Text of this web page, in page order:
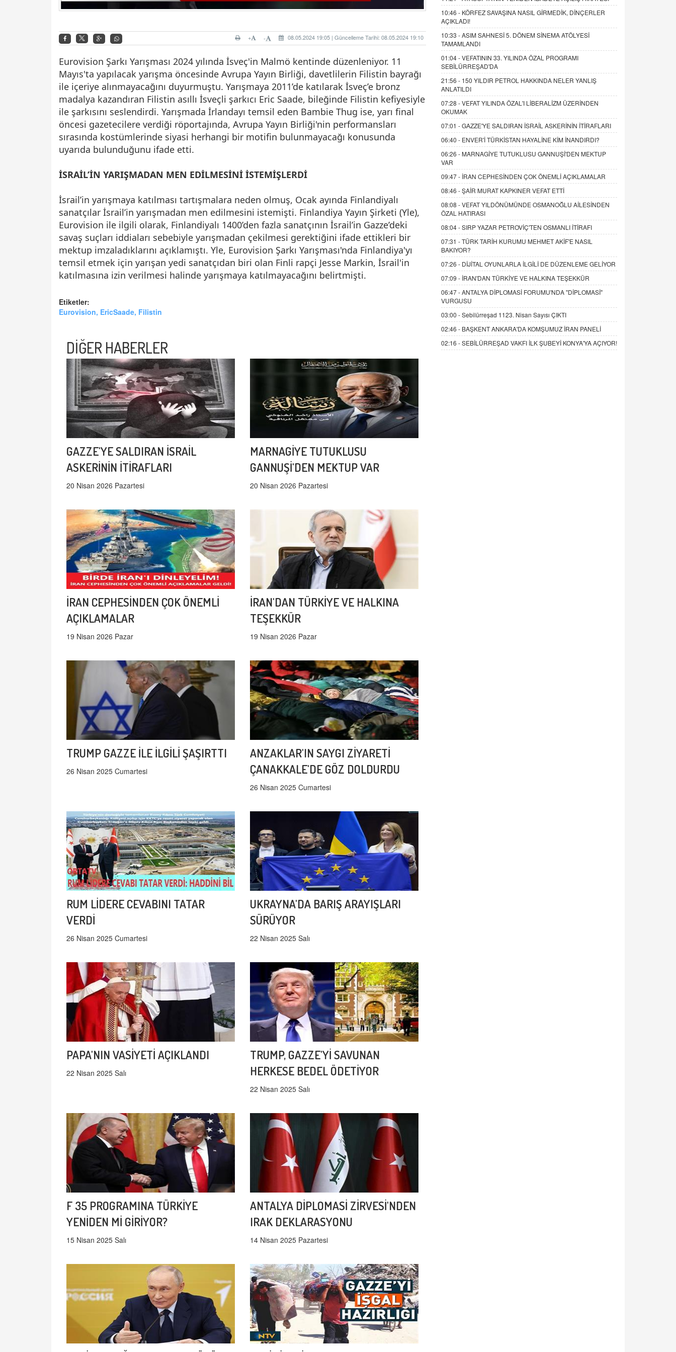
08.05.2024 19:05 | Güncelleme Tarihi: 08.05.2024 19:10
-
+
Eurovision Şarkı Yarışması 2024 yılında İsveç'in Malmö kentinde düzenleniyor. 11
Mayıs'ta yapılacak yarışma öncesinde Avrupa Yayın Birliği, davetlilerin Filistin bayrağı
ile içeriye alınmayacağını duyurmuştu. Yarışmaya 2011’de katılarak İsveç’e bronz
madalya kazandıran Filistin asıllı İsveçli şarkıcı Eric Saade, bileğinde Filistin kefiyesiyle
ile şarkısını seslendirdi. Yarışmada İrlandayı temsil eden Bambie Thug ise, yarı final
öncesi gazetecilere verdiği röportajında, Avrupa Yayın Birliği'nin performansları
sırasında kostümlerinde siyasi herhangi bir motifin bulunmayacağı konusunda
uyarıda bulunduğunu ifade etti.
İSRAİL’İN YARIŞMADAN MEN EDİLMESİNİ İSTEMİŞLERDİ
İsrail’in yarışmaya katılması tartışmalara neden olmuş, Ocak ayında Finlandiyalı
sanatçılar İsrail’in yarışmadan men edilmesini istemişti. Finlandiya Yayın Şirketi (Yle),
Eurovision ile ilgili olarak, Finlandiyalı 1400’den fazla sanatçının İsrail’in Gazze’deki
savaş suçları iddiaları sebebiyle yarışmadan çekilmesi gerektiğini ifade ettikleri bir
mektup imzaladıklarını açıklamıştı. Yle, Eurovision Şarkı Yarışması'nda Finlandiya'yı
temsil etmek için yarışan yedi sanatçıdan biri olan Finli rapçi Jesse Markin, İsrail'in
katılmasına izin verilmesi halinde yarışmaya katılmayacağını belirtmişti.
Etiketler:
Eurovision, EricSaade, Filistin
DİĞER HABERLER
GAZZE'YE SALDIRAN İSRAİL
ASKERİNİN İTİRAFLARI
20 Nisan 2026 Pazartesi
MARNAGİYE TUTUKLUSU
GANNUŞİ'DEN MEKTUP VAR
20 Nisan 2026 Pazartesi
İRAN CEPHESİNDEN ÇOK ÖNEMLİ
AÇIKLAMALAR
19 Nisan 2026 Pazar
İRAN'DAN TÜRKİYE VE HALKINA
TEŞEKKÜR
19 Nisan 2026 Pazar
TRUMP GAZZE İLE İLGİLİ ŞAŞIRTTI
26 Nisan 2025 Cumartesi
ANZAKLAR'IN SAYGI ZİYARETİ
ÇANAKKALE'DE GÖZ DOLDURDU
26 Nisan 2025 Cumartesi
RUM LİDERE CEVABINI TATAR
VERDİ
26 Nisan 2025 Cumartesi
UKRAYNA'DA BARIŞ ARAYIŞLARI
SÜRÜYOR
22 Nisan 2025 Salı
PAPA'NIN VASİYETİ AÇIKLANDI
22 Nisan 2025 Salı
TRUMP, GAZZE'Yİ SAVUNAN
HERKESE BEDEL ÖDETİYOR
22 Nisan 2025 Salı
F 35 PROGRAMINA TÜRKİYE
YENİDEN Mİ GİRİYOR?
15 Nisan 2025 Salı
ANTALYA DİPLOMASİ ZİRVESİ'NDEN
IRAK DEKLARASYONU
14 Nisan 2025 Pazartesi
10:46 - KÖRFEZ SAVAŞINA NASIL GİRMEDİK, DİNÇERLER
AÇIKLADI!
10:33 -ASIM SAHNESİ 5. DÖNEM SİNEMA ATÖLYESİ
TAMAMLANDI
01:04 -VEFATININ 33. YILINDA ÖZAL PROGRAMI
SEBİLÜRREŞAD'DA
21:56 - 150 YILDIR PETROL HAKKINDA NELER YANLIŞ
ANLATILDI
07:28 -VEFAT YILINDA ÖZAL'I LİBERALİZM ÜZERİNDEN
OKUMAK
07:01 -GAZZE'YE SALDIRAN İSRAİL ASKERİNİN İTİRAFLARI
06:40 - ENVER'İ TÜRKİSTAN HAYALİNE KİM İNANDIRDI?
06:26 - MARNAGİYE TUTUKLUSU GANNUŞİ'DEN MEKTUP
VAR
09:47 - İRAN CEPHESİNDEN ÇOK ÖNEMLİ AÇIKLAMALAR
08:46 -ŞAİR MURAT KAPKINER VEFAT ETTİ
08:08 -VEFAT YILDÖNÜMÜNDE OSMANOĞLU AİLESİNDEN
ÖZAL HATIRASI
08:04 -SIRP YAZAR PETROVİÇ'TEN OSMANLI İTİRAFI
07:31 -TÜRK TARİH KURUMU MEHMET AKİF'E NASIL
BAKIYOR?
07:26 - DİJİTAL OYUNLARLA İLGİLİ DE DÜZENLEME GELİYOR
07:09 - İRAN'DAN TÜRKİYE VE HALKINA TEŞEKKÜR
06:47 -ANTALYA DİPLOMASİ FORUMU'NDA "DİPLOMASİ"
VURGUSU
03:00 -Sebilürreşad 1123. Nisan Sayısı ÇIKTI
02:46 - BAŞKENT ANKARA'DA KOMŞUMUZ İRAN PANELİ
02:16 -SEBİLÜRREŞAD VAKFI İLK ŞUBEYİ KONYA'YA AÇIYOR!